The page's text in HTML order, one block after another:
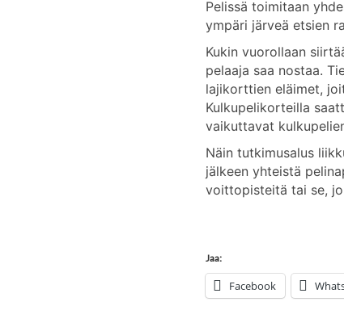
Pelissä toimitaan
ympäri järveä etsien
Kukin vuorollaan
pelaaja saa nostaa.
lajikorttien eläimet,
Kulkupelikorteilla
vaikuttavat
Näin tutkimusalus
jälkeen yhteistä
voittopisteitä tai se,
Jaa:
Facebook